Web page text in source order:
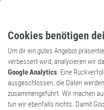
Cookies benötigen
Um dir ein gutes Angebot
verbessert wird, analysieren wir
Google Analytics. Eine
ausgeschlossen, die Daten
zusammengeführt. Wir machen
tun wir ebenfalls nichts. Damit
Wortkünstler
TINO